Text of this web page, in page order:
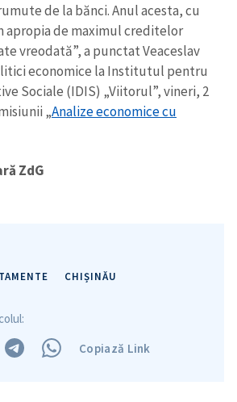
de la bănci. Anul acesta, cu
apropia de maximul creditelor
vreodată”, a punctat Veaceslav
economice la Institutul pentru
Sociale (IDIS) „Viitorul”, vineri, 2
„Analize economice cu
ZdG
CHIȘINĂU
Copiază Link
imagine
media
știrei
meu
personal